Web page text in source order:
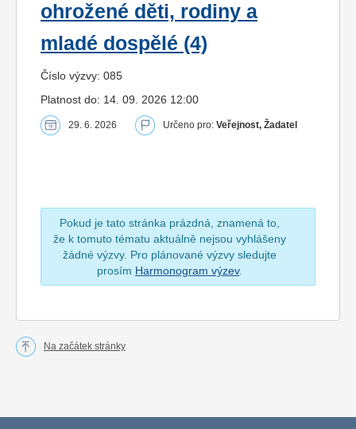
ohrožené děti, rodiny a
mladé dospělé (4)
Číslo výzvy: 085
Platnost do: 14. 09. 2026 12:00
29. 6. 2026 Určeno pro: Veřejnost, Žadatel
Pokud je tato stránka prázdná, znamená to,
že k tomuto tématu aktuálně nejsou vyhlášeny
žádné výzvy. Pro plánované výzvy sledujte
prosím Harmonogram výzev.
Na začátek stránky